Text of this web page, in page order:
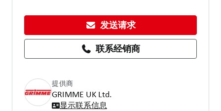
发送请求
联系经销商
提供商
GRIMME UK Ltd.
显示联系信息